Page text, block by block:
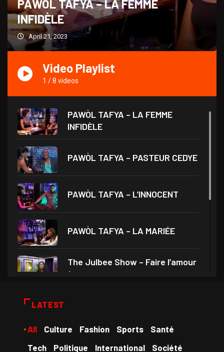
PAWÒL TAFYA – LA FEMME
INFIDÈLE
April 21, 2023
Video Playlist
1 /8 videos
PAWÒL TAFYA – LA FEMME
INFIDÈLE
PAWÒL TAFYA – PASTEUR CEDYE
PAWÒL TAFYA – L’INNOCENT
PAWÒL TAFYA – LA MARIÉE
The Julbee Show – Faire l’amour
à son
LATEST
All Culture Fashion Sports
Santé
Tech
Politique International Société